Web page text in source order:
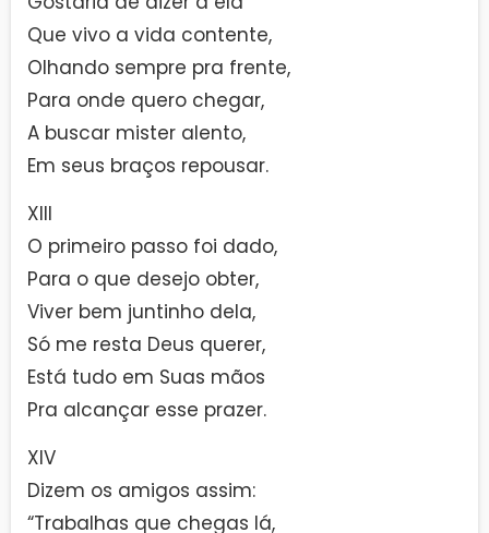
Que vivo a vida contente,
Olhando sempre pra frente,
Para onde quero chegar,
A buscar mister alento,
Em seus braços repousar.
XIII
O primeiro passo foi dado,
Para o que desejo obter,
Viver bem juntinho dela,
Só me resta Deus querer,
Está tudo em Suas mãos
Pra alcançar esse prazer.
XIV
Dizem os amigos assim:
“Trabalhas que chegas lá,